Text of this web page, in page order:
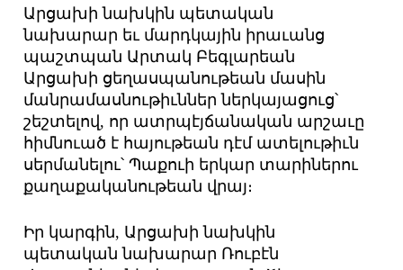
Արցախի նախկին պետական
նախարար եւ մարդկային իրաւանց
պաշտպան Արտակ Բեգլարեան
Արցախի ցեղասպանութեան մասին
մանրամասնութիւններ ներկայացուց՝
շեշտելով, որ ատրպէյճանական արշաւը
հիմնուած է հայութեան դէմ ատելութիւն
սերմանելու՝ Պաքուի երկար տարիներու
քաղաքականութեան վրայ։
Իր կարգին, Արցախի նախկին
պետական նախարար Ռուբէն